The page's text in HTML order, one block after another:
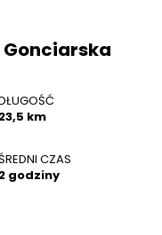
23,5 km
CZAS
2 godziny